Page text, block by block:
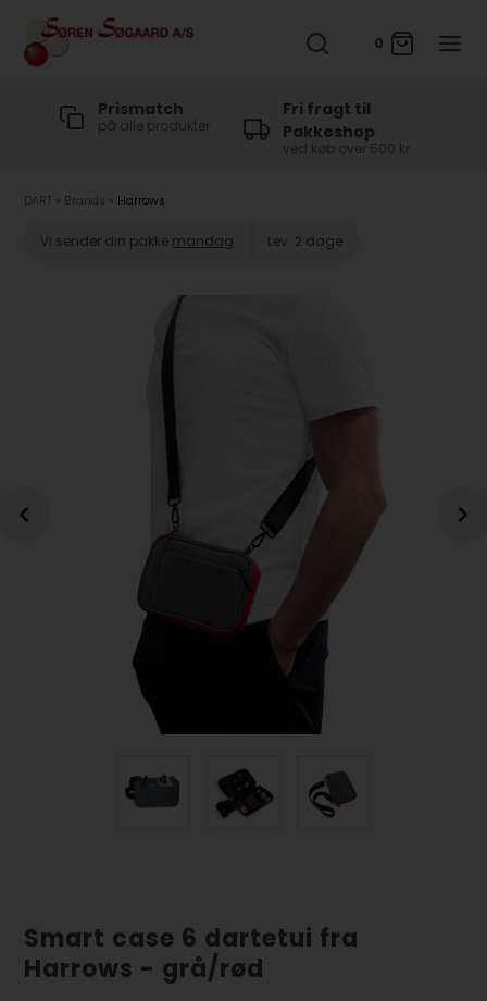
0
Prismatch
på alle produkter
Fri fragt til
Pakkeshop
ved køb over 500 kr
DART Brands Harrows
Vi sender din pakke mandag Lev. 2 dage
Smart case 6 dartetui fra
Harrows - grå/rød